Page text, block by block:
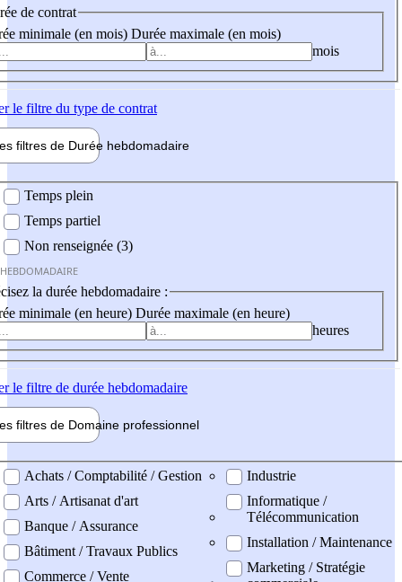
de contrat
minimale (en mois) Durée maximale (en mois)
mois
le filtre du type de contrat
filtres de Durée hebdomadaire
Temps plein
Temps partiel
Non renseignée (3)
la durée hebdomadaire :
minimale (en heure) Durée maximale (en heure)
heures
le filtre de durée hebdomadaire
filtres de Domaine professionnel
professionel
Achats / Comptabilité / Gestion
Arts / Artisanat d'art
Banque / Assurance
Bâtiment / Travaux Publics
Commerce / Vente
Industrie
Informatique /
Télécommunication
Installation / Maintenance
Marketing / Stratégie